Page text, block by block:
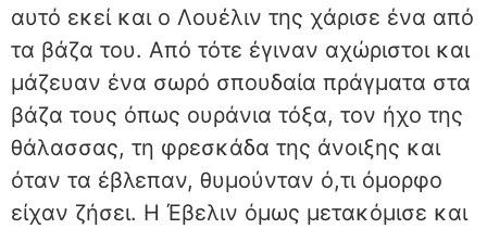
αυτό εκεί και ο Λουέλιν της χάρισε ένα από
τα βάζα του. Από τότε έγιναν αχώριστοι και
μάζευαν ένα σωρό σπουδαία πράγματα στα
βάζα τους όπως ουράνια τόξα, τον ήχο της
θάλασσας, τη φρεσκάδα της άνοιξης και
όταν τα έβλεπαν, θυμούνταν ό,τι όμορφο
είχαν ζήσει. Η Έβελιν όμως μετακόμισε και